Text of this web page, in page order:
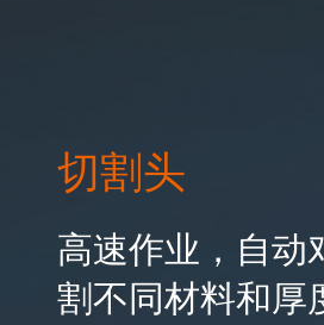
切割头
高速作业，自动
割不同材料和厚